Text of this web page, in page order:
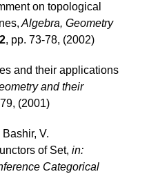
on topological
, Algebra, Geometry
2, pp. 73-78, (2002)
and their applications
and their
, (2001)
V.
of Set, in:
Categorical